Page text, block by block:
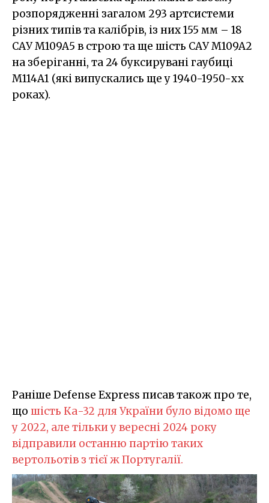
розпорядженні загалом 293 артсистеми
різних типів та калібрів, із них 155 мм – 18
САУ M109A5 в строю та ще шість САУ M109A2
на зберіганні, та 24 буксирувані гаубиці
M114A1 (які випускались ще у 1940-1950-хх
роках).
Раніше Defense Express писав також про те,
що шість Ка-32 для України було відомо ще
у 2022, але тільки у вересні 2024 року
відправили останню партію таких
вертольотів з тієї ж Португалії.